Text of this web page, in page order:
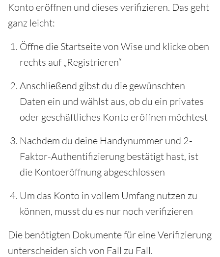
Konto eröffnen und dieses verifizieren. Das geht
ganz leicht:
Öffne die Startseite von Wise und klicke oben
rechts auf „Registrieren“
Anschließend gibst du die gewünschten
Daten ein und wählst aus, ob du ein privates
oder geschäftliches Konto eröffnen möchtest
Nachdem du deine Handynummer und 2-
Faktor-Authentifizierung bestätigt hast, ist
die Kontoeröffnung abgeschlossen
Um das Konto in vollem Umfang nutzen zu
können, musst du es nur noch verifizieren
Die benötigten Dokumente für eine Verifizierung
unterscheiden sich von Fall zu Fall.